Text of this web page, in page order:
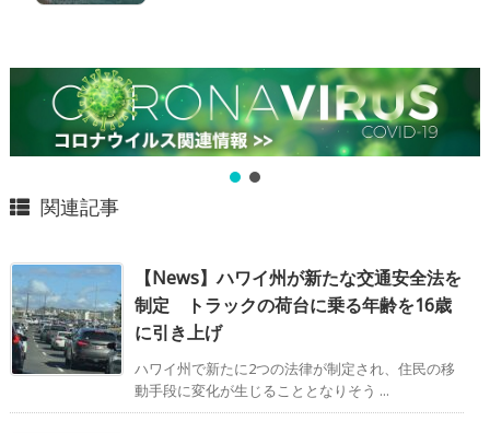
関連記事
【News】ハワイ州が新たな交通安全法を
制定 トラックの荷台に乗る年齢を16歳
に引き上げ
ハワイ州で新たに2つの法律が制定され、住民の移
動手段に変化が生じることとなりそう ...